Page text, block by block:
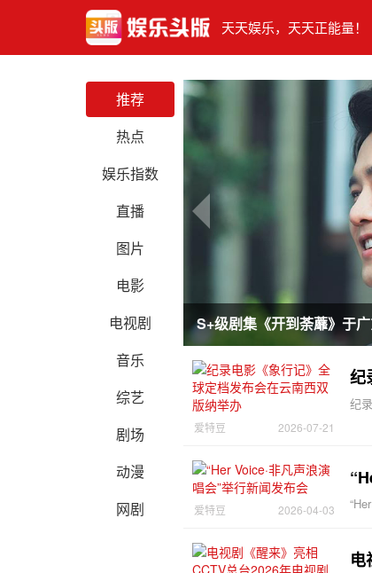
天天娱乐，天天正能量！
推荐
热点
娱乐指数
直播
图片
电影
电视剧
音乐
综艺
剧场
动漫
网剧
S+级剧集《开到荼蘼》于
爱特豆 2026-07-21
纪
纪
爱特豆 2026-04-03
电